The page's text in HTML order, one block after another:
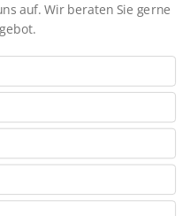
auf. Wir beraten Sie gerne